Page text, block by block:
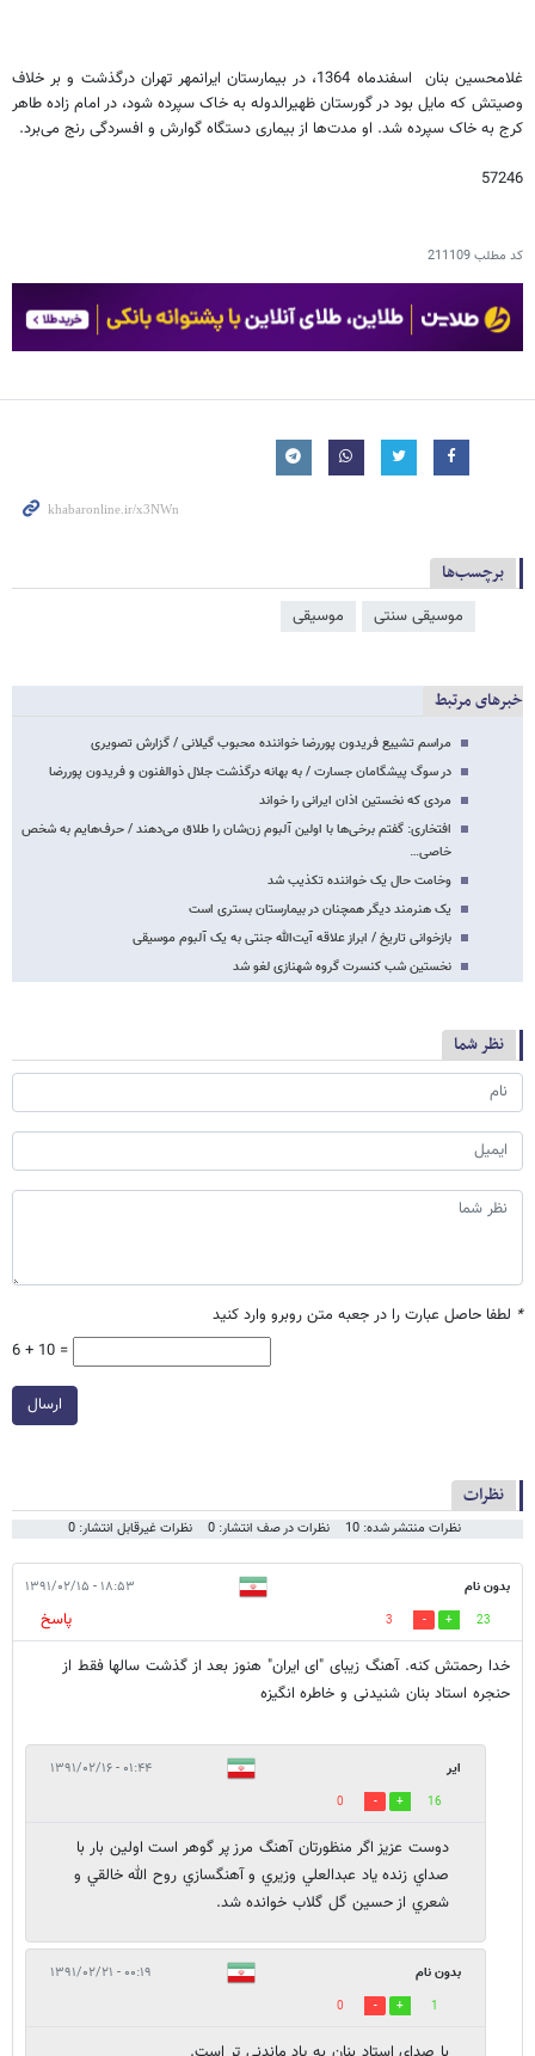
غلامحسین بنان اسفندماه 1364، در بیمارستان ایرانمهر تهران درگذشت و بر خلاف
وصیتش که مایل بود در گورستان ظهیرالدوله به خاک سپرده شود، در امام زاده طاهر
کرج به خاک سپرده شد. او مدت‌ها از بیماری دستگاه گوارش و افسردگی رنج می‌برد.
57246
کد مطلب211109
برچسب‌ها
موسیقی سنتی موسیقی
خبرهای مرتبط
مراسم تشییع فریدون پوررضا خواننده محبوب گیلانی / گزارش تصویری
در سوگ پیشگامان جسارت / به بهانه درگذشت جلال ذوالفنون و فریدون پوررضا
مردی که نخستین اذان ایرانی را خواند
افتخاری: گفتم برخی‌ها با اولین آلبوم زن‌شان را طلاق می‌دهند / حرف‌هایم به شخص
خاصی…
وخامت حال یک خواننده تکذیب شد
یک هنرمند دیگر همچنان در بیمارستان بستری است
بازخوانی تاریخ / ابراز علاقه آیت‌الله جنتی به یک آلبوم موسیقی
نخستین شب کنسرت گروه شهنازی لغو شد
نظر شما
* لطفا حاصل عبارت را در جعبه متن روبرو وارد کنید
6 + 10 =
ارسال
نظرات
نظرات منتشر شده: 10 نظرات در صف انتشار: 0 نظرات غیرقابل انتشار: 0
بدون نام ۱۸:۵۳ - ۱۳۹۱/۰۲/۱۵
23
3
پاسخ
خدا رحمتش کنه. آهنگ زیبای "ای ایران" هنوز بعد از گذشت سالها فقط از
حنجره استاد بنان شنیدنی و خاطره انگیزه
اير ۰۱:۴۴ - ۱۳۹۱/۰۲/۱۶
16
0
دوست عزيز اگر منظورتان آهنگ مرز پر گوهر است اولين بار با
صداي زنده ياد عبدالعلي وزيري و آهنگسازي روح الله خالقي و
شعري از حسين گل گلاب خوانده شد.
بدون نام ۰۰:۱۹ - ۱۳۹۱/۰۲/۲۱
1
0